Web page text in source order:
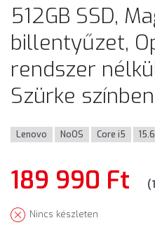
512GB SSD,
billentyűzet,
rendszer
Szürke színben
Lenovo NoOS Core i5
189 990 Ft
Nincs készleten